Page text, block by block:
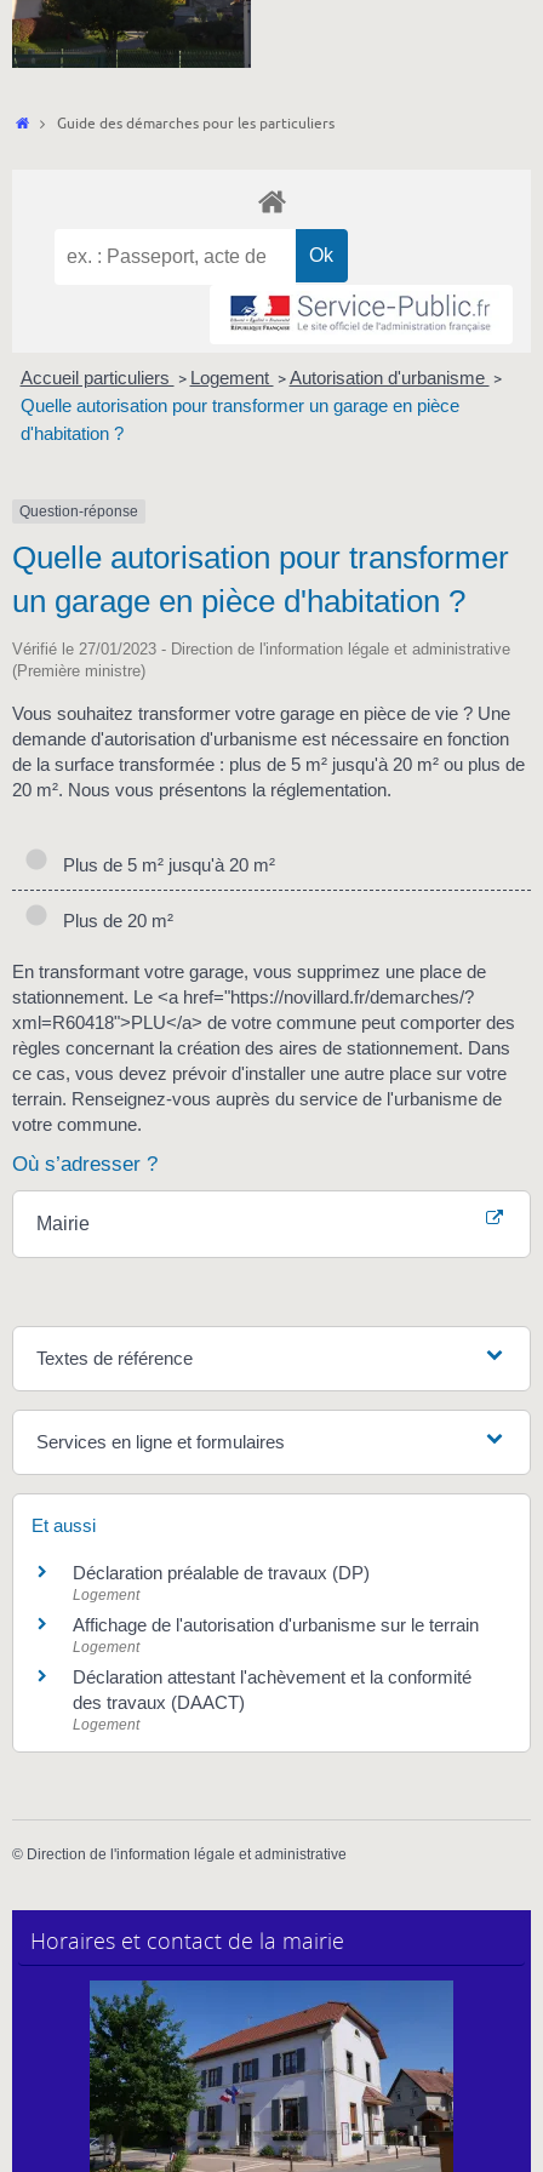
Accueil
Guide des démarches pour les particuliers
Accueil particuliers > Logement > Autorisation d'urbanisme >
Quelle autorisation pour transformer un garage en pièce
d'habitation ?
Question-réponse
Quelle autorisation pour transformer
un garage en pièce d'habitation ?
Vérifié le 27/01/2023 - Direction de l'information légale et administrative
(Première ministre)
Vous souhaitez transformer votre garage en pièce de vie ? Une
demande d'autorisation d'urbanisme est nécessaire en fonction
de la surface transformée : plus de 5 m² jusqu'à 20 m² ou plus de
20 m². Nous vous présentons la réglementation.
Plus de 5 m² jusqu'à 20 m²
Plus de 20 m²
En transformant votre garage, vous supprimez une place de
stationnement. Le <a href="https://novillard.fr/demarches/?
xml=R60418">PLU</a> de votre commune peut comporter des
règles concernant la création des aires de stationnement. Dans
ce cas, vous devez prévoir d'installer une autre place sur votre
terrain. Renseignez-vous auprès du service de l'urbanisme de
votre commune.
Où s’adresser ?
Mairie
Textes de référence
Services en ligne et formulaires
Et aussi
Déclaration préalable de travaux (DP)
Logement
Affichage de l'autorisation d'urbanisme sur le terrain
Logement
Déclaration attestant l'achèvement et la conformité
des travaux (DAACT)
Logement
© Direction de l'information légale et administrative
Horaires et contact de la mairie